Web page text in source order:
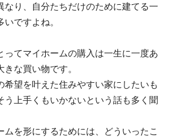
なり、自分たちだけのために建てる一
ですよね。
ってマイホームの購入は一生に一度あ
な買い物です。
希望を叶えた住みやすい家にしたいも
う上手くもいかないという話も多く聞
ムを形にするためには、どういったこ